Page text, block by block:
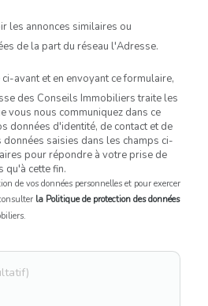
les annonces similaires ou
de la part du réseau l'Adresse.
ci-avant et en envoyant ce formulaire,
des Conseils Immobiliers traite les
vous nous communiquez dans ce
données d'identité, de contact et de
saisies dans les champs ci-
pour répondre à votre prise de
qu'à cette fin.
de vos données personnelles et pour exercer
la Politique de protection des données